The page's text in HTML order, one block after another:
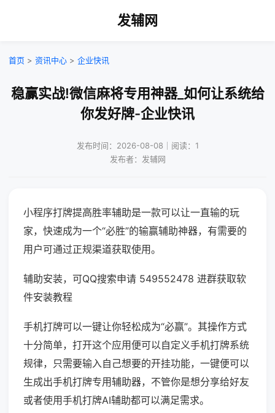
发辅网
首页 > 资讯中心 > 企业快讯
稳赢实战!微信麻将专用神器_如何让系统给
你发好牌-企业快讯
发布时间：2026-08-08｜阅读：1
发布者：发辅网
小程序打牌提高胜率辅助是一款可以让一直输的玩
家，快速成为一个“必胜”的输赢辅助神器，有需要的
用户可通过正规渠道获取使用。
辅助安装，可QQ搜索申请 549552478 进群获取软
件安装教程
手机打牌可以一键让你轻松成为“必赢”。其操作方式
十分简单，打开这个应用便可以自定义手机打牌系统
规律，只需要输入自己想要的开挂功能，一键便可以
生成出手机打牌专用辅助器，不管你是想分享给好友
或者使用手机打牌AI辅助都可以满足需求。